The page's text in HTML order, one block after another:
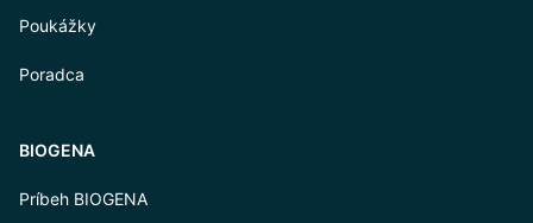
Poukážky
Poradca
BIOGENA
Príbeh BIOGENA